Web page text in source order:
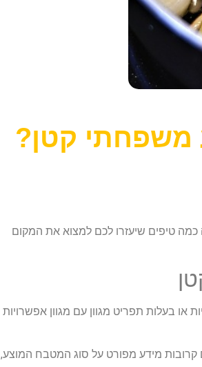
משפחתי קטן?
טיפים שיעזרו לכם למצוא את המקום
בעלות תפריט מגוון עם מגוון אפשרויות
קרובות מידע מפורט על סוג המטבח המוצע,